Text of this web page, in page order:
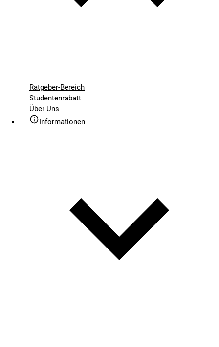
Ratgeber-Bereich
Studentenrabatt
Über Uns
Informationen